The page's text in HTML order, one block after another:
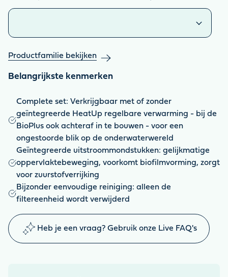
Vergelijkbare producten
Productfamilie bekijken
Belangrijkste kenmerken
Complete set: Verkrijgbaar met of zonder
geïntegreerde HeatUp regelbare verwarming - bij de
BioPlus ook achteraf in te bouwen - voor een
ongestoorde blik op de onderwaterwereld
Geïntegreerde uitstroommondstukken: gelijkmatige
oppervlaktebeweging, voorkomt biofilmvorming, zorgt
voor zuurstofverrijking
Bijzonder eenvoudige reiniging: alleen de
filtereenheid wordt verwijderd
Heb je een vraag? Gebruik onze Live FAQ's